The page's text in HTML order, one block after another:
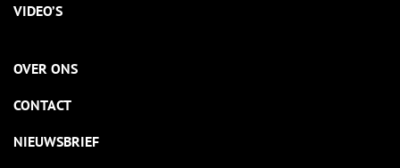
VIDEO’S
OVER ONS
CONTACT
NIEUWSBRIEF